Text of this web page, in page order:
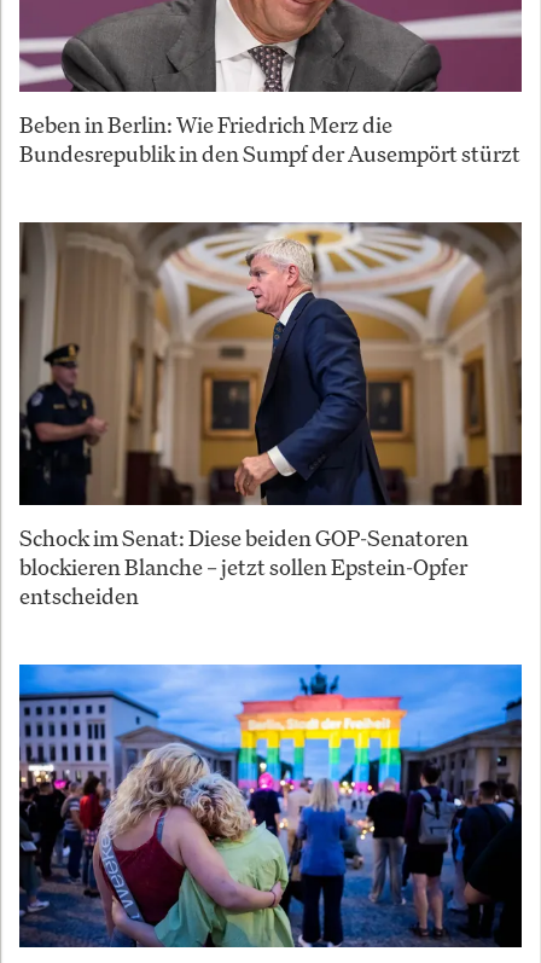
Beben in Berlin: Wie Friedrich Merz die
Bundesrepublik in den Sumpf der Ausempört stürzt
Schock im Senat: Diese beiden GOP-Senatoren
blockieren Blanche – jetzt sollen Epstein-Opfer
entscheiden